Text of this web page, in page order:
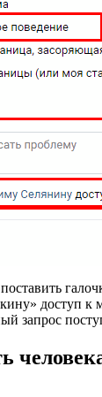
доступ к
запрос